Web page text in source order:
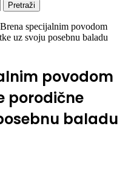
Pretraži
specijalnim povodom
uz svoju posebnu baladu
povodom
porodične
baladu